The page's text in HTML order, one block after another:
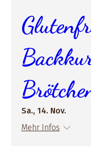
Sa., 14. Nov.
Mehr Infos